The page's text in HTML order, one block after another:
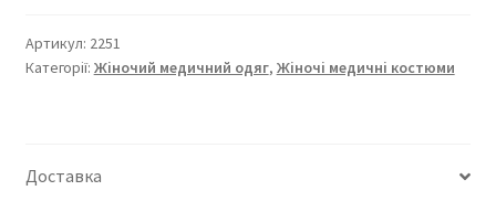
кількість
Артикул: 2251
Категорії: Жіночий медичний одяг, Жіночі медичні костюми
Доставка